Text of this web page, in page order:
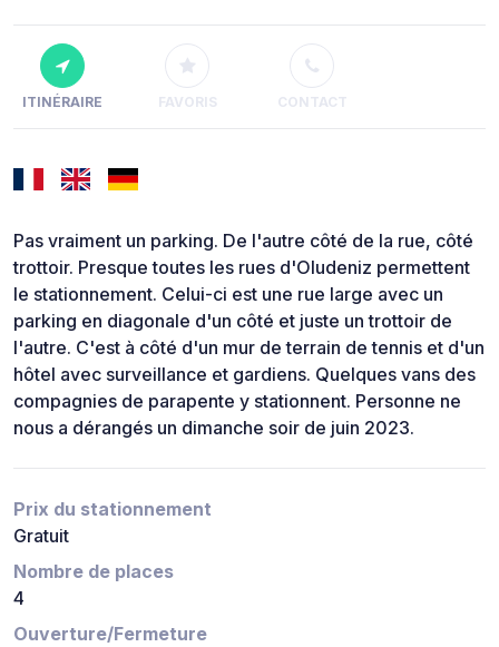
ITINÉRAIRE FAVORIS CONTACT
Pas vraiment un parking. De l'autre côté de la rue, côté
trottoir. Presque toutes les rues d'Oludeniz permettent
le stationnement. Celui-ci est une rue large avec un
parking en diagonale d'un côté et juste un trottoir de
l'autre. C'est à côté d'un mur de terrain de tennis et d'un
hôtel avec surveillance et gardiens. Quelques vans des
compagnies de parapente y stationnent. Personne ne
nous a dérangés un dimanche soir de juin 2023.
Prix du stationnement
Gratuit
Nombre de places
4
Ouverture/Fermeture